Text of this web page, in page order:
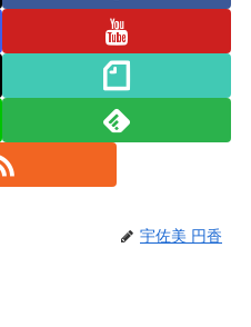
宇佐美 円香